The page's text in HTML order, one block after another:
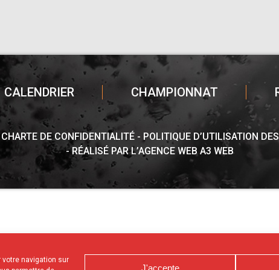
navigation sur
J'accepte
CALENDRIER CHAMPIONNAT
CHARTE DE CONFIDENTIALITÉ POLITIQUE D’UTILISATION
RÉALISÉ PAR L’AGENCE WEB A3 WEB